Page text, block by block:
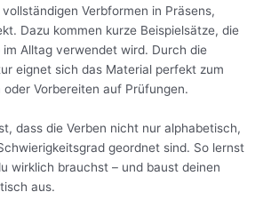
Verbformen in Präsens,
Dazu kommen kurze Beispielsätze, die
im Alltag verwendet wird. Durch die
eignet sich das Material perfekt zum
oder Vorbereiten auf Prüfungen.
dass die Verben nicht nur alphabetisch,
geordnet sind. So lernst
wirklich brauchst – und baust deinen
aus.